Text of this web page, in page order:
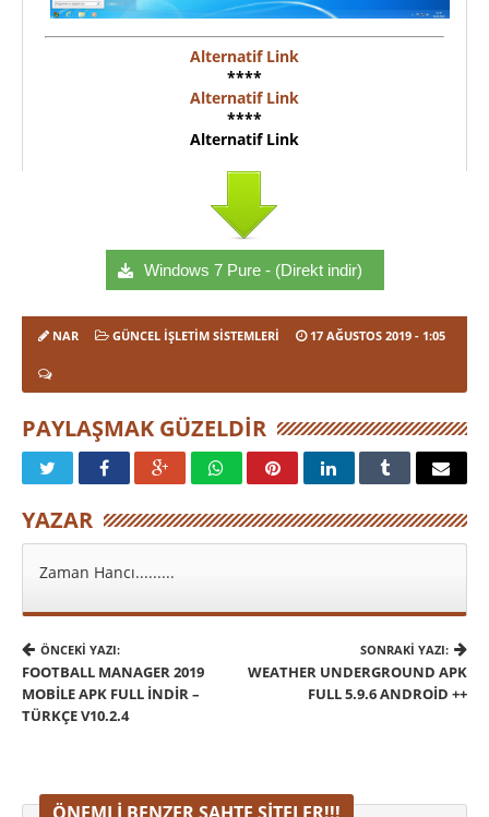
Alternatif Link
****
Alternatif Link
****
Alternatif Link
Windows 7 Pure - (Direkt indir)
NAR GÜNCEL İŞLETIM SISTEMLERI 17 AĞUSTOS 2019 - 1:05
PAYLAŞMAK GÜZELDIR
YAZAR
Zaman Hancı.........
ÖNCEKI YAZI:
FOOTBALL MANAGER 2019
MOBILE APK FULL INDIR –
TÜRKÇE V10.2.4
SONRAKI YAZI:
WEATHER UNDERGROUND APK
FULL 5.9.6 ANDROID ++